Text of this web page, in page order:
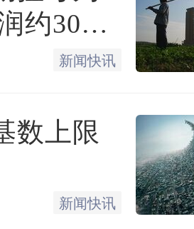
约3000
新闻快讯
数上限
新闻快讯